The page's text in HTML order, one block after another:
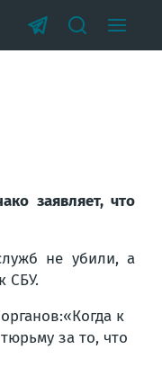
заявляет, что
не убили, а
СБУ.
к
за то, что